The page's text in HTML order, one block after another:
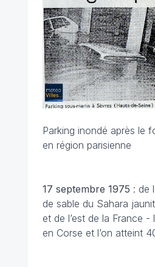
Parking inondé après le
en région parisienne
17 septembre 1975 : de
de sable du Sahara
et de l’est de la France
en Corse et l’on atteint